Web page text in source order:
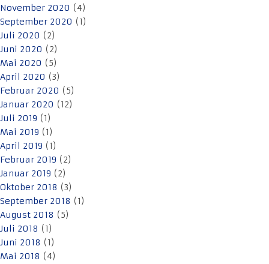
November 2020 (4)
September 2020 (1)
Juli 2020 (2)
Juni 2020 (2)
Mai 2020 (5)
April 2020 (3)
Februar 2020 (5)
Januar 2020 (12)
Juli 2019 (1)
Mai 2019 (1)
April 2019 (1)
Februar 2019 (2)
Januar 2019 (2)
Oktober 2018 (3)
September 2018 (1)
August 2018 (5)
Juli 2018 (1)
Juni 2018 (1)
Mai 2018 (4)